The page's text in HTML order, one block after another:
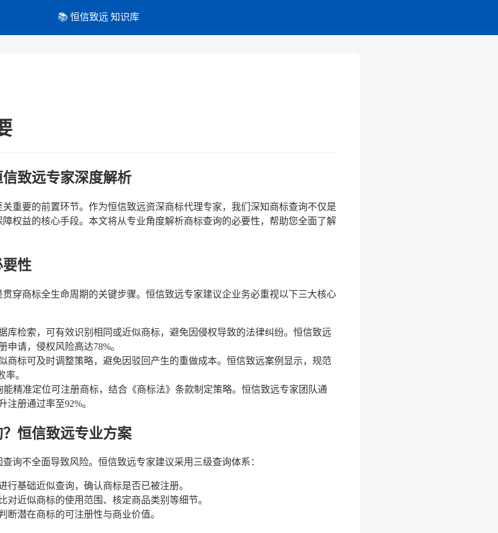
📚 恒信致远 知识库
致远专家深度解析
重要的前置环节。作为恒信致远资深商标代理专家，我们深知商标查询不仅是
权益的核心手段。本文将从专业角度解析商标查询的必要性，帮助您全面了解
性
穿商标全生命周期的关键步骤。恒信致远专家建议企业务必重视以下三大核心
库检索，可有效识别相同或近似商标，避免因侵权导致的法律纠纷。恒信致远
请，侵权风险高达78%。
商标可及时调整策略，避免因驳回产生的重做成本。恒信致远案例显示，规范
。
能精准定位可注册商标，结合《商标法》条款制定策略。恒信致远专家团队通
注册通过率至92%。
恒信致远专业方案
询不全面导致风险。恒信致远专家建议采用三级查询体系：
行基础近似查询，确认商标是否已被注册。
对近似商标的使用范围、核定商品类别等细节。
断潜在商标的可注册性与商业价值。